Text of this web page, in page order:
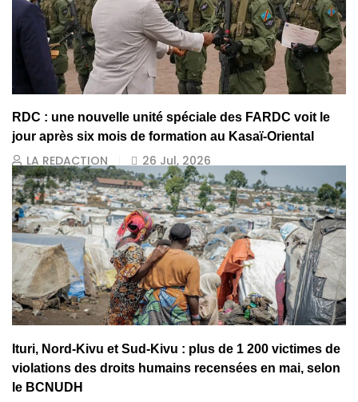
RDC : une nouvelle unité spéciale des FARDC voit le
jour après six mois de formation au Kasaï-Oriental
LA REDACTION 26 Jul, 2026
Ituri, Nord-Kivu et Sud-Kivu : plus de 1 200 victimes de
violations des droits humains recensées en mai, selon
le BCNUDH